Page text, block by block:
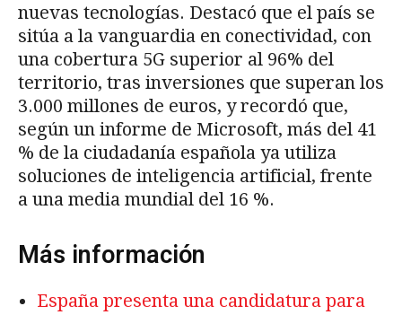
nuevas tecnologías. Destacó que el país se
sitúa a la vanguardia en conectividad, con
una cobertura 5G superior al 96% del
territorio, tras inversiones que superan los
3.000 millones de euros, y recordó que,
según un informe de Microsoft, más del 41
% de la ciudadanía española ya utiliza
soluciones de inteligencia artificial, frente
a una media mundial del 16 %.
Más información
España presenta una candidatura para